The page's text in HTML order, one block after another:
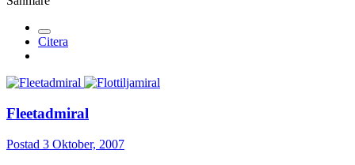
Citera
Fleetadmiral
Postad 3 Oktober, 2007